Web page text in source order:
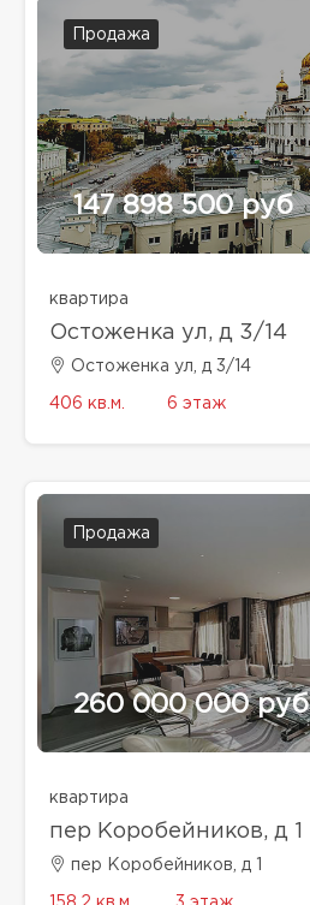
Продажа
147 898 500 руб
квартира
Остоженка ул, д 3/14
Остоженка ул, д 3/14
406 кв.м. 6 этаж
Продажа
260 000 000 руб
квартира
пер Коробейников, д 1
пер Коробейников, д 1